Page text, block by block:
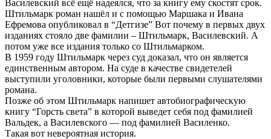
Василевский всё ещё надеялся, что за книгу ему скостят срок.
Штильмарк роман нашёл и с помощью Маршака и Ивана
Ефремова опубликовал в “Детгизе” Вот почему в первых двух
изданиях стояло две фамилии – Штильмарк, Василевский. А
потом уже все издания только со Штильмарком.
В 1959 году Штильмарк через суд доказал, что он является
единственным автором. На суде в качестве свидетелей
выступили уголовники, которые были первыми слушателями
романа.
Позже об этом Штильмарк напишет автобиографическую
книгу “Горсть света” в которой выведет себя под фамилией
Вальдек, а Василевского — под фамилией Василенко.
Такая вот невероятная история.